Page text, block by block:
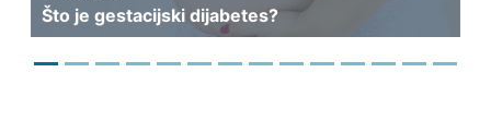
Što je gestacijski dijabetes?